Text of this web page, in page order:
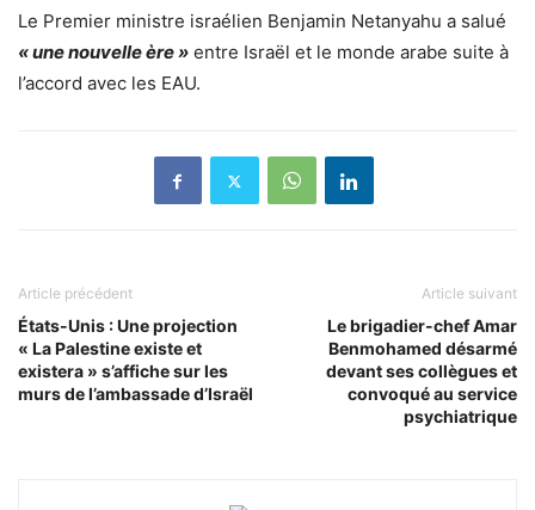
Le Premier ministre israélien Benjamin Netanyahu a salué
« une nouvelle ère » entre Israël et le monde arabe suite à
l’accord avec les EAU.
Article précédent
États-Unis : Une projection
« La Palestine existe et
existera » s’affiche sur les
murs de l’ambassade d’Israël
Article suivant
Le brigadier-chef Amar
Benmohamed désarmé
devant ses collègues et
convoqué au service
psychiatrique